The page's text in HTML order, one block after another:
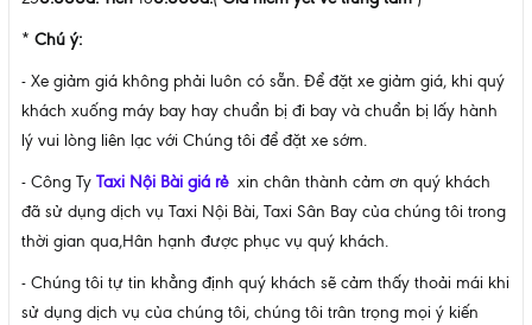
* Chú ý:
- Xe giảm giá không phải luôn có sẵn. Để đặt xe giảm giá, khi quý
khách xuống máy bay hay chuẩn bị đi bay và chuẩn bị lấy hành
lý vui lòng liên lạc với Chúng tôi để đặt xe sớm.
- Công Ty Taxi Nội Bài giá rẻ xin chân thành cảm ơn quý khách
đã sử dụng dịch vụ Taxi Nội Bài, Taxi Sân Bay của chúng tôi trong
thời gian qua,Hân hạnh được phục vụ quý khách.
- Chúng tôi tự tin khẳng định quý khách sẽ cảm thấy thoải mái khi
sử dụng dịch vụ của chúng tôi, chúng tôi trân trọng mọi ý kiến